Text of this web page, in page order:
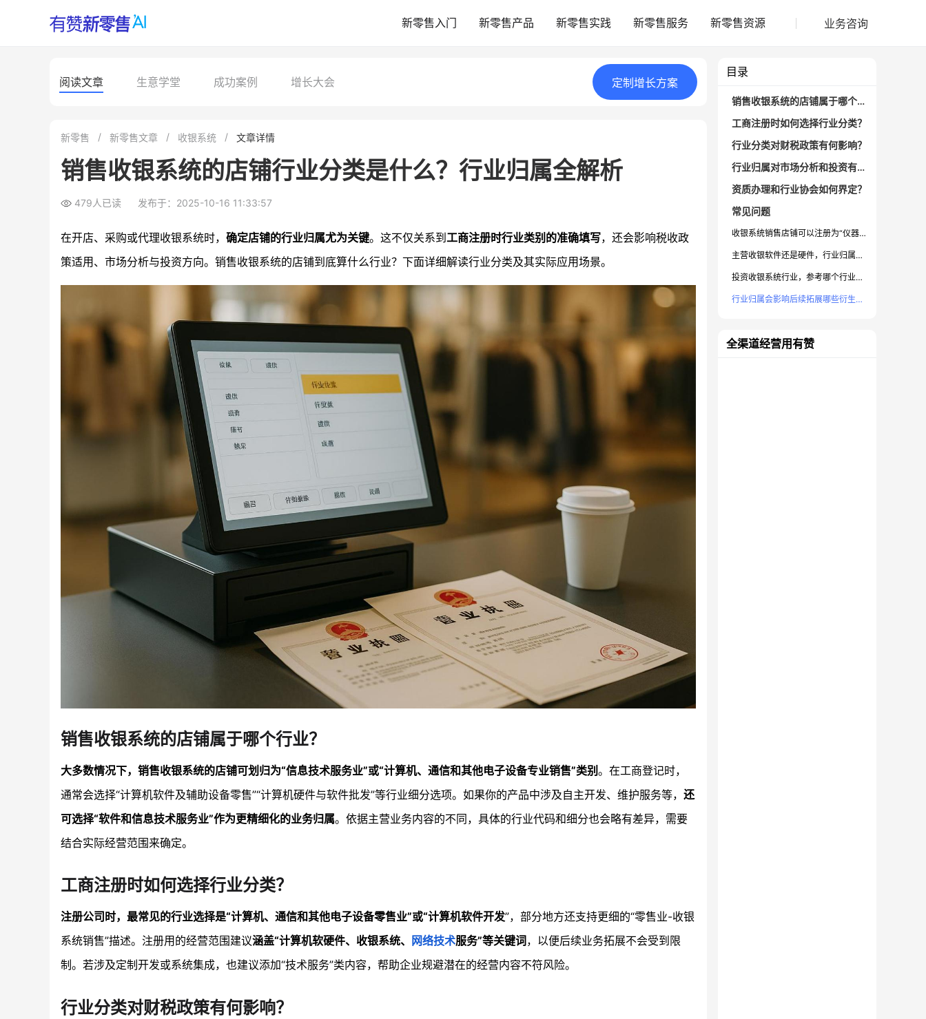
新零售入门 新零售产品 新零售实践 新零售服务 新零售资源 业务咨询
阅读文章 生意学堂 成功案例 增长大会 定制 增长方案
新零售 新零售文章 收银系统 文章详情
销售收银系统的店铺行业分类是什么？行业归属全解析
479人已读 发布于：2025-10-16 11:33:57
在开店、采购或代理收银系统时， 确定店铺的行业归属尤为关键。这不仅关系到 工商注册时行业类别的准确填写，还会影响税收政
策适用、市场分析与投资方向。销售收银系统的店铺到底算什么行业？下面详细解读行业分类及其实际应用场景。
销售收银系统的店铺属于哪个行业？
大多数情况下，销售收银系统的店铺可划归为“信息技术服务业”或“计算机、通信和其他电子设备专业销售”类别 。在工商登记时，
通常会选择“计算机软件及辅助设备零售”“计算机硬件与软件批发”等行业细分选项。如果你的产品中涉及自主开发、维护服务等， 还
可选择“软件和信息技术服务业”作为更精细化的业务归属。依据主营业务内容的不同，具体的行业代码和细分也会略有差异，需要
结合实际经营范围来确定。
工商注册时如何选择行业分类？
注册公司时，最常见的行业选择是“计算机、通信和其他电子设备零售业”或“计算机软件开发”，部分地方还支持更细的“零售业-收银
系统销售”描述。注册用的经营范围建议涵盖“计算机软硬件、收银系统、 网络技术服务”等关键词 ，以便后续业务拓展不会受到限
制。若涉及定制开发或系统集成，也建议添加“技术服务”类内容，帮助企业规避潜在的经营内容不符风险。
行业分类对财税政策有何影响？
目录
销售收银系统的店铺属于哪个行业？
工商注册时如何选择行业分类？
行业分类对财税政策有何影响？
行业归属对市场分析和投资有何作用？
资质办理和行业协会如何界定？
常见问题
收银系统销售店铺可以注册为“仪器仪表销售”吗？
主营收银软件还是硬件，行业归属有区别吗？
投资收银系统行业，参考哪个行业数据最准确？
行业归属会影响后续拓展哪些衍生业务？
全渠道经营用有赞